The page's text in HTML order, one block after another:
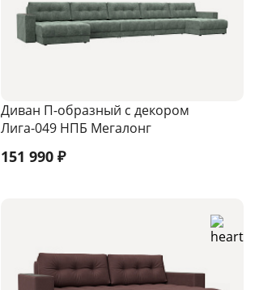
Диван П-образный с декором
Лига-049 НПБ Мегалонг
151 990 ₽